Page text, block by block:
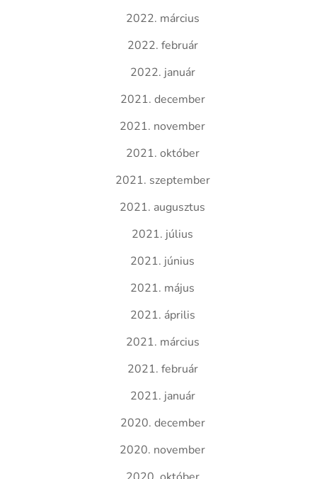
2022. március
2022. február
2022. január
2021. december
2021. november
2021. október
2021. szeptember
2021. augusztus
2021. július
2021. június
2021. május
2021. április
2021. március
2021. február
2021. január
2020. december
2020. november